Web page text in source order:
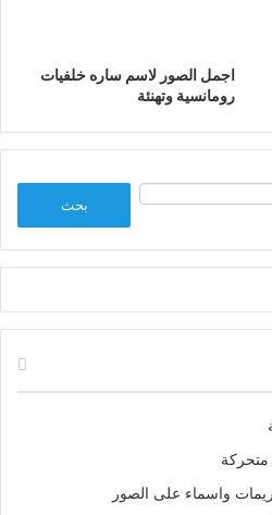
اجمل الصور لاسم ساره خلفيات
رومانسية وتهنئة
واسماء على الصور